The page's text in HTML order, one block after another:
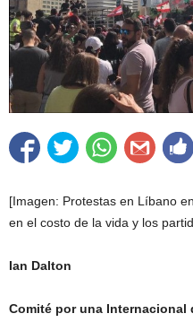
[Imagen: Protestas en Líbano
en el costo de la vida y los
Ian Dalton
Comité por una Internacional